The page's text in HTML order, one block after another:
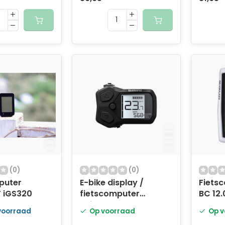
(0)
iGS320
(0)
E-bike display /
fietscomputer
Shimano STEPS SC-
EN500 voor 22,2 mm
Op voorraad
BC
Op